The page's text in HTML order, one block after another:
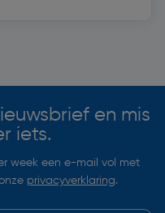
en mis
iets.
week een e-mail vol met
privacyverklaring.